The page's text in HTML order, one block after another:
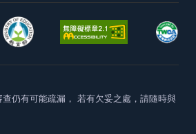
仍有可能疏漏， 若有欠妥之處，請隨時與